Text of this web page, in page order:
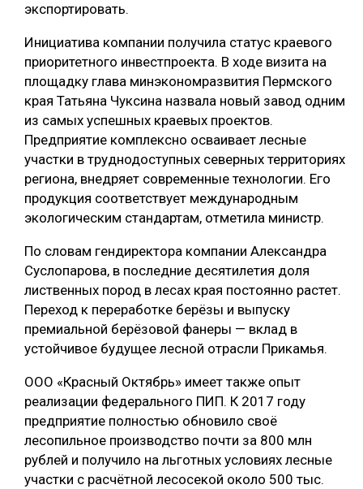
МЕБЕЛЬНОЕ ПРОИЗВОДСТВО
экспортировать.
Инициатива компании получила статус краевого
приоритетного инвестпроекта. В ходе визита на
площадку глава минэкономразвития Пермского
края Татьяна Чуксина назвала новый завод одним
из самых успешных краевых проектов.
Предприятие комплексно осваивает лесные
участки в труднодоступных северных территориях
региона, внедряет современные технологии. Его
продукция соответствует международным
экологическим стандартам, отметила министр.
По словам гендиректора компании Александра
Суслопарова, в последние десятилетия доля
лиственных пород в лесах края постоянно растет.
Переход к переработке берёзы и выпуску
премиальной берёзовой фанеры — вклад в
устойчивое будущее лесной отрасли Прикамья.
ООО «Красный Октябрь» имеет также опыт
реализации федерального ПИП. К 2017 году
предприятие полностью обновило своё
лесопильное производство почти за 800 млн
рублей и получило на льготных условиях лесные
участки с расчётной лесосекой около 500 тыс.